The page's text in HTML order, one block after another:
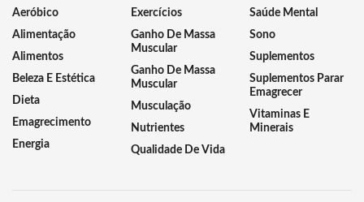
Aeróbico
Alimentação
Alimentos
Beleza E Estética
Dieta
Emagrecimento
Energia
Exercícios
Ganho De Massa
Muscular
Ganho De Massa
Muscular
Musculação
Nutrientes
Qualidade De Vida
Saúde Mental
Sono
Suplementos
Suplementos Parar
Emagrecer
Vitaminas E
Minerais